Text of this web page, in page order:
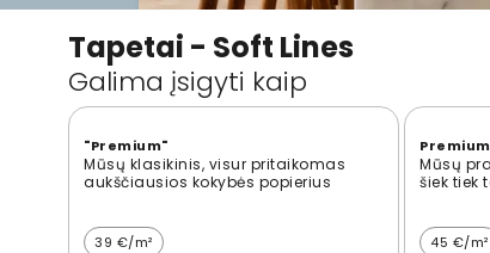
Tapetai - Soft Lines
Galima įsigyti kaip
"Premium"
Mūsų klasikinis, visur pritaikomas
aukščiausios kokybės popierius
39 €/m²
Mūsų
šiek tiek
45 €/m²